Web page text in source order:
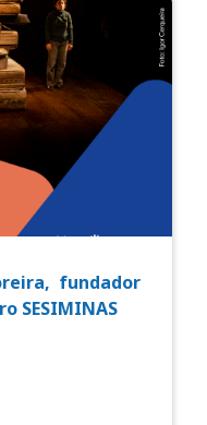
fundador
SESIMINAS